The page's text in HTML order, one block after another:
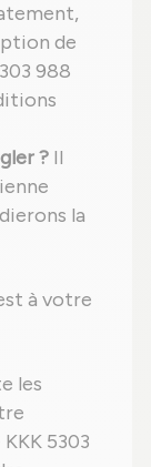
de
988
? Il
la
à votre
les
5303